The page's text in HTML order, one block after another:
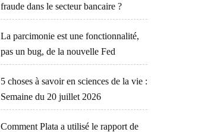
fraude dans le secteur bancaire ?
La parcimonie est une fonctionnalité,
pas un bug, de la nouvelle Fed
5 choses à savoir en sciences de la vie :
Semaine du 20 juillet 2026
Comment Plata a utilisé le rapport de